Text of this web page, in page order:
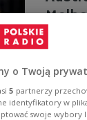
Była
Zobacz
o Twoją
5 partnerzy
identyfikatory w
swoje wybory